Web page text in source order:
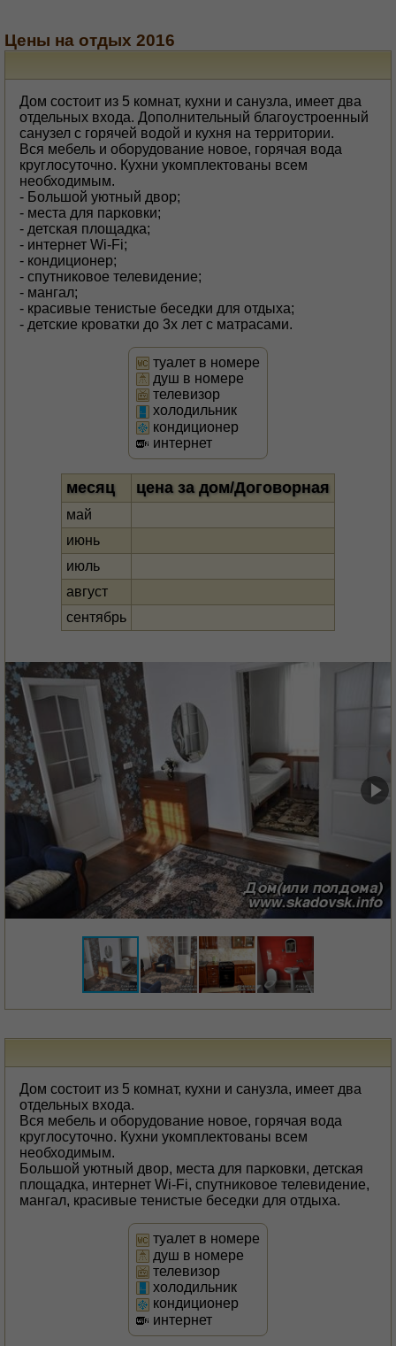
Цены на отдых 2016
Дом состоит из 5 комнат, кухни и санузла, имеет два
отдельных входа. Дополнительный благоустроенный
санузел с горячей водой и кухня на территории.
Вся мебель и оборудование новое, горячая вода
круглосуточно. Кухни укомплектованы всем
необходимым.
- Большой уютный двор;
- места для парковки;
- детская площадка;
- интернет Wi-Fi;
- кондиционер;
- спутниковое телевидение;
- мангал;
- красивые тенистые беседки для отдыха;
- детские кроватки до 3х лет с матрасами.
туалет в номере
душ в номере
телевизор
холодильник
кондиционер
интернет
месяц цена за дом/Договорная
май
июнь
июль
август
сентябрь
Дом состоит из 5 комнат, кухни и санузла, имеет два
отдельных входа.
Вся мебель и оборудование новое, горячая вода
круглосуточно. Кухни укомплектованы всем
необходимым.
Большой уютный двор, места для парковки, детская
площадка, интернет Wi-Fi, спутниковое телевидение,
мангал, красивые тенистые беседки для отдыха.
туалет в номере
душ в номере
телевизор
холодильник
кондиционер
интернет